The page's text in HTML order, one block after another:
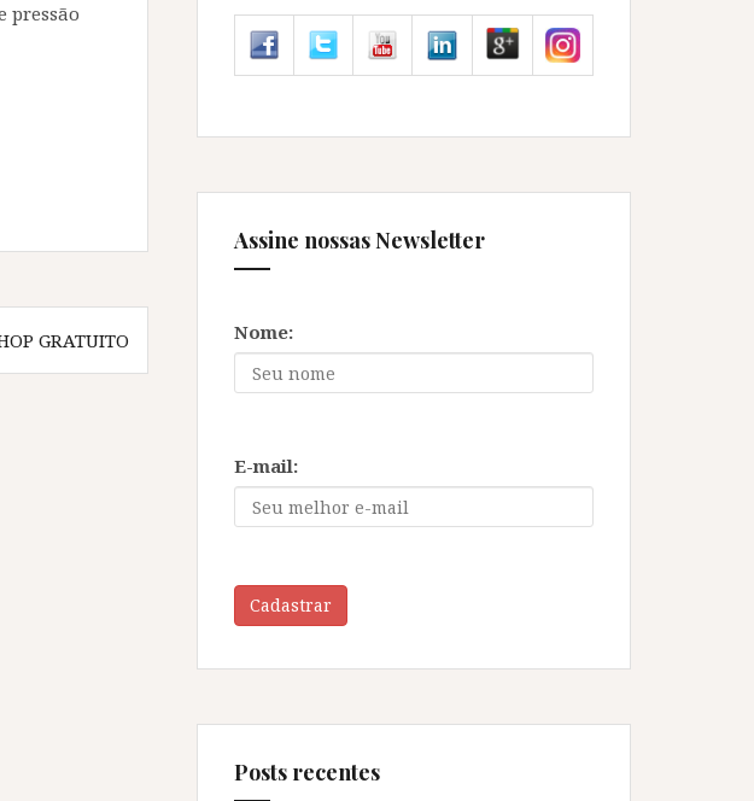
pressão
GRATUITO
Assine nossas Newsletter
Nome:
E-mail:
Cadastrar
Posts recentes